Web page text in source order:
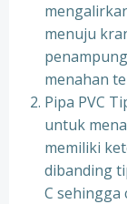
menuju
menahan
Pipa PVC
untuk
memiliki
dibanding
C